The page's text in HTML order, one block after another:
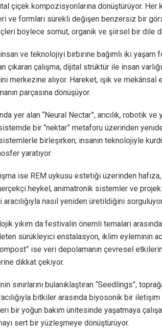
çiçek kompozisyonlarına dönüştürüyor. Her
ve formları sürekli değişen benzersiz bir
böylece somut, organik ve şiirsel bir dile
ve teknolojiyi birbirine bağımlı iki
çıkaran çalışma, dijital strüktür ile insan
merkezine alıyor. Hareket, ışık ve mekânsal
parçasına dönüşüyor.
yer alan “Neural Nectar”, arıcılık, robotik
bir “nektar” metaforu üzerinden
birleşirken; insanın teknolojiyle
yaratıyor.
ise REM uykusu estetiği üzerinden
heykel, animatronik sistemler ve
nasıl yeniden üretildiğini
yıkım da festivalin önemli temaları
sürükleyici enstalasyon, iklim eyleminin
ise veri depolamanın çevresel
dikkat çekiyor.
sınırlarını bulanıklaştıran “Seedlings”,
bitkiler arasında biyosonik bir iletişim
bir yoğun bakım ünitesinde yaşatmaya
sert bir yüzleşmeye dönüştürüyor.